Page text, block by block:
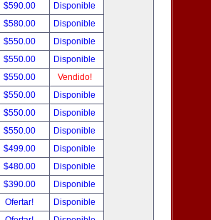
$590.00
Disponible
$580.00
Disponible
$550.00
Disponible
$550.00
Disponible
$550.00
Vendido!
$550.00
Disponible
$550.00
Disponible
$550.00
Disponible
$499.00
Disponible
$480.00
Disponible
$390.00
Disponible
Ofertar!
Disponible